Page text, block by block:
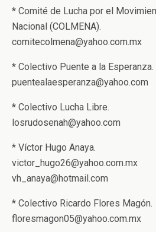
* Comité de Lucha por el
Nacional (COLMENA).
comitecolmena@yahoo.com.mx
* Colectivo Puente a la Esperanza.
puentealaesperanza@yahoo.com
* Colectivo Lucha Libre.
losrudosenah@yahoo.com
* Víctor Hugo Anaya.
victor_hugo26@yahoo.com.mx
vh_anaya@hotmail.com
* Colectivo Ricardo Flores Magón.
floresmagon05@yahoo.com.mx